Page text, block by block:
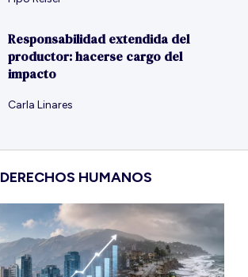
Responsabilidad extendida del
productor: hacerse cargo del
impacto
Carla Linares
DERECHOS HUMANOS